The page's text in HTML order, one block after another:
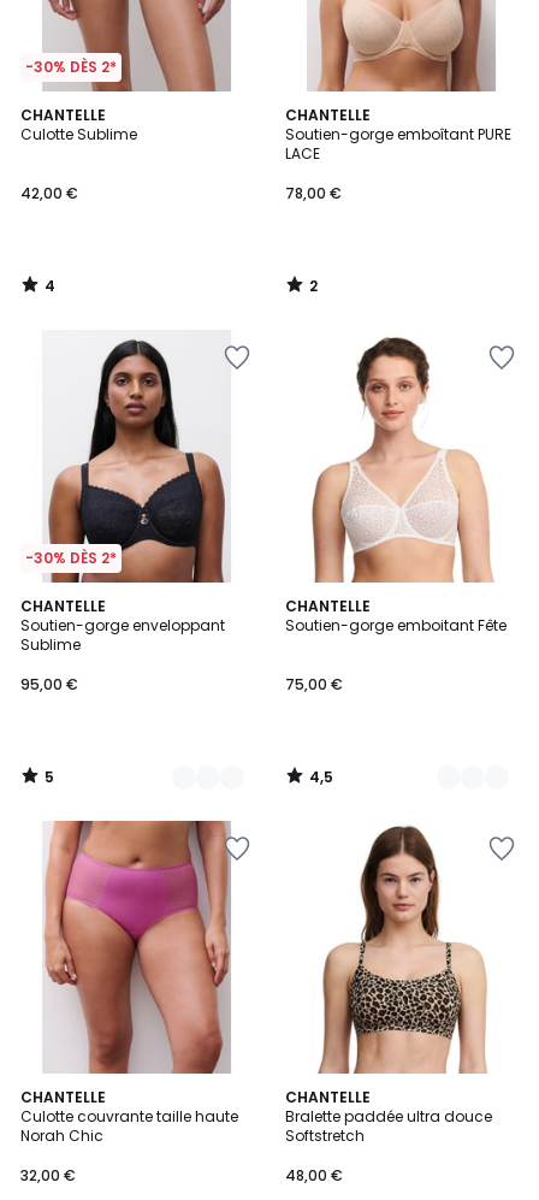
-30% DÈS 2*
CHANTELLE
Culotte Sublime
42,00 €
4
/
4
/
CHANTELLE
Soutien-gorge emboîtant PURE
LACE
78,00 €
2
/
5
2
/
-30% DÈS 2*
CHANTELLE
Soutien-gorge enveloppant
Sublime
95,00 €
5
/
5
2
Couleurs
5
/
CHANTELLE
Soutien-gorge emboitant Fête
75,00 €
4,5
/ 5
2
Couleurs
4,5
/
CHANTELLE
Culotte couvrante taille haute
Norah Chic
32,00 €
CHANTELLE
Bralette paddée ultra douce
Softstretch
48,00 €
4,5
/ 5